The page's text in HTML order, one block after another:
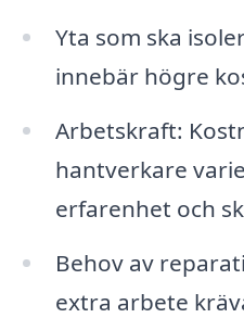
Yta som ska
innebär högre
Arbetskraft:
hantverkare
erfarenhet och
Behov av
extra arbete